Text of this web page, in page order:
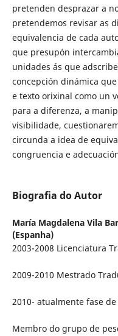
pretenden desprazar a
pretendemos revisar as
equivalencia de cada
que presupón
unidades ás que
concepción dinámica
e texto orixinal como un
para a diferenza, a
visibilidade,
circunda a idea de
congruencia e
Biografia do Autor
María Magdalena Vila
(Espanha)
2003-2008 Licenciatura
2009-2010 Mestrado
2010- atualmente fase
Membro do grupo de